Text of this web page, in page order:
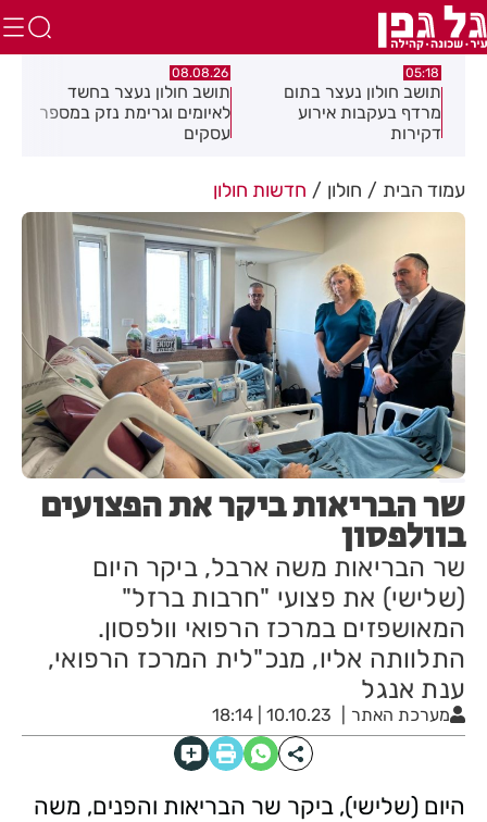
05:18
תושב חולון נעצר בתום
מרדף בעקבות אירוע
דקירות
08.08.26
תושב חולון נעצר בחשד
לאיומים וגרימת נזק במספר
עסקים
עמוד הבית חולון חדשות חולון
שר הבריאות ביקר את הפצועים
בוולפסון
שר הבריאות משה ארבל, ביקר היום
(שלישי) את פצועי "חרבות ברזל"
המאושפזים במרכז הרפואי וולפסון.
התלוותה אליו, מנכ"לית המרכז הרפואי,
ענת אנגל
מערכת האתר 10.10.23 | 18:14
היום (שלישי), ביקר שר הבריאות והפנים, משה